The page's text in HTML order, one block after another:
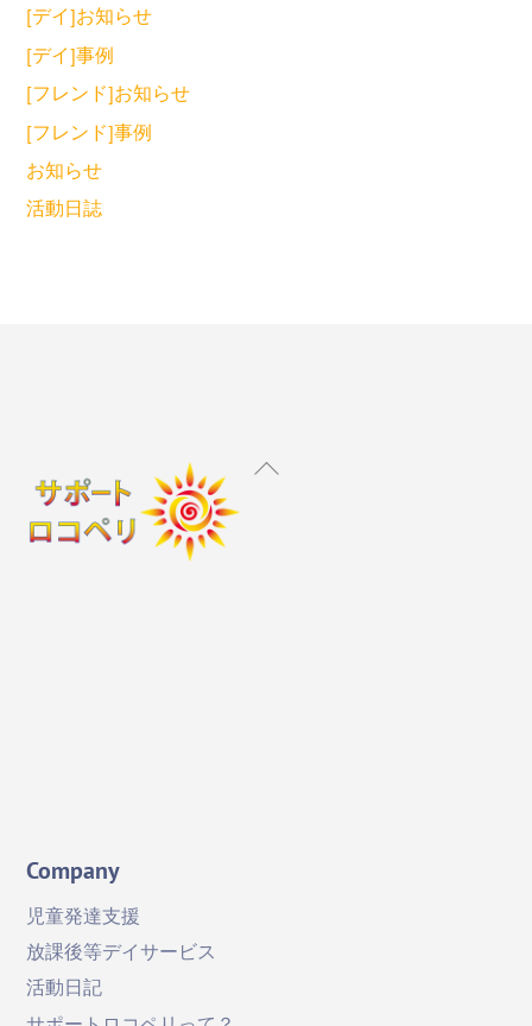
[デイ]お知らせ
[デイ]事例
[フレンド]お知らせ
[フレンド]事例
お知らせ
活動日誌
Back
Company
児童発達支援
放課後等デイサービス
活動日記